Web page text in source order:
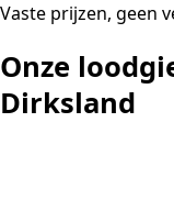
Vaste prijzen, geen
Onze
Dirksland